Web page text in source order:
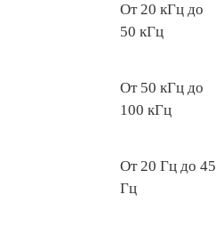
От 20 кГц до
50 кГц
От 50 кГц до
100 кГц
От 20 Гц до 45
Гц